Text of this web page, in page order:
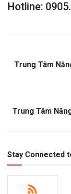
Hotline:
Trung Tâm
Trung Tâm
Stay Connected